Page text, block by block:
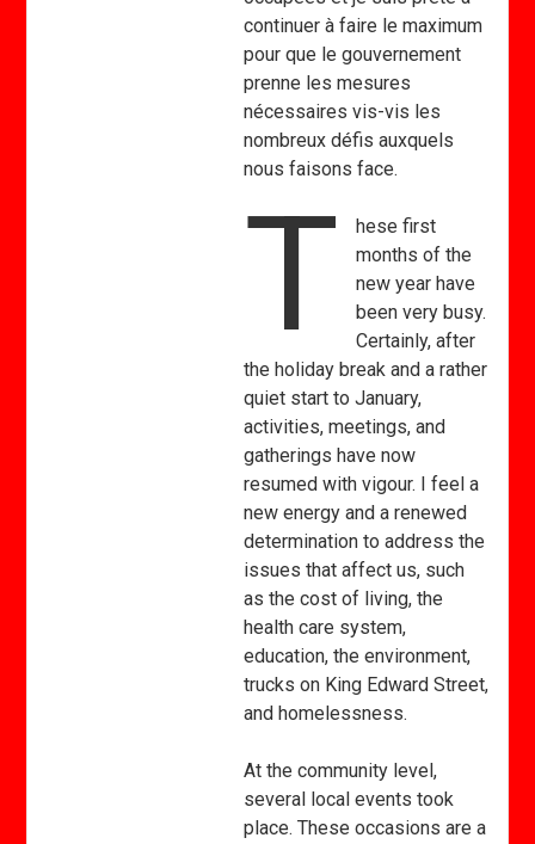
continuer à faire le maximum
pour que le gouvernement
prenne les mesures
nécessaires vis-vis les
nombreux défis auxquels
nous faisons face.
T
hese first
months of the
new year have
been very busy.
Certainly, after
the holiday break and a rather
quiet start to January,
activities, meetings, and
gatherings have now
resumed with vigour. I feel a
new energy and a renewed
determination to address the
issues that affect us, such
as the cost of living, the
health care system,
education, the environment,
trucks on King Edward Street,
and homelessness.
At the community level,
several local events took
place. These occasions are a